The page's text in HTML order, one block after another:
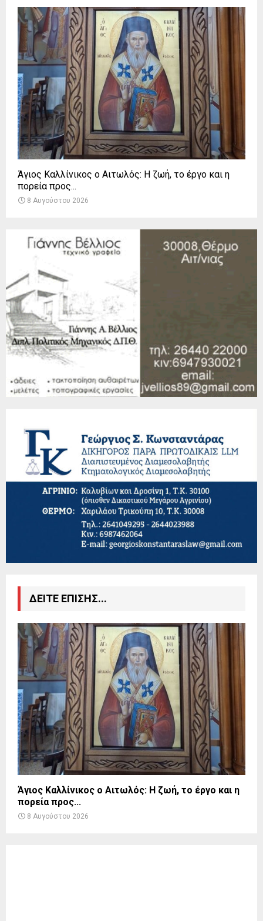
Άγιος Καλλίνικος ο Αιτωλός: Η ζωή, το έργο και η
πορεία προς...
8 Αυγούστου 2026
ΔΕΙΤΕ ΕΠΙΣΗΣ...
Άγιος Καλλίνικος ο Αιτωλός: Η ζωή, το έργο και η
πορεία προς...
8 Αυγούστου 2026